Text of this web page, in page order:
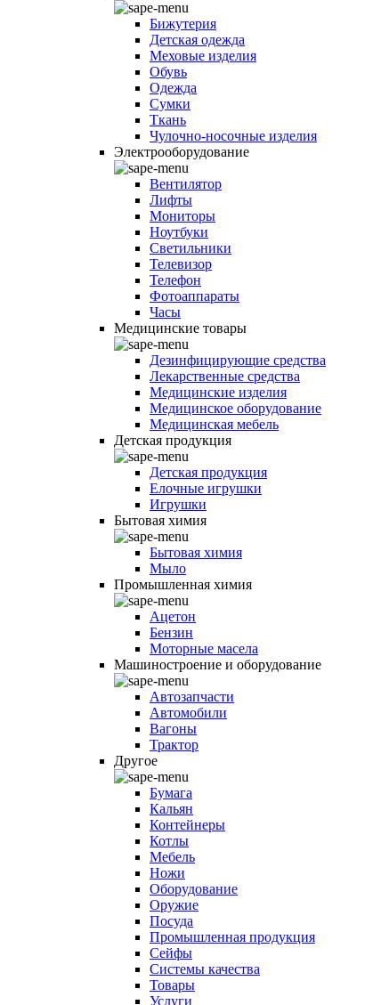
Бижутерия
Детская одежда
Меховые изделия
Обувь
Одежда
Сумки
Ткань
Чулочно-носочные изделия
Электрооборудование
Вентилятор
Лифты
Мониторы
Ноутбуки
Светильники
Телевизор
Телефон
Фотоаппараты
Часы
Медицинские товары
Дезинфицирующие средства
Лекарственные средства
Медицинские изделия
Медицинское оборудование
Медицинская мебель
Детская продукция
Детская продукция
Елочные игрушки
Игрушки
Бытовая химия
Бытовая химия
Мыло
Промышленная химия
Ацетон
Бензин
Моторные масела
Машиностроение и оборудование
Автозапчасти
Автомобили
Вагоны
Трактор
Другое
Бумага
Кальян
Контейнеры
Котлы
Мебель
Ножи
Оборудование
Оружие
Посуда
Промышленная продукция
Сейфы
Системы качества
Товары
Услуги